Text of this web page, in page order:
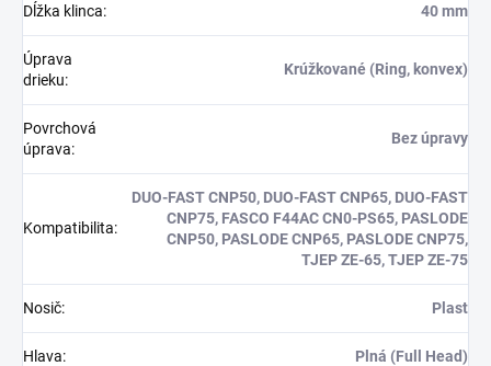
Dĺžka klinca: 40 mm
Úprava
drieku:
Krúžkované (Ring, konvex)
Povrchová
úprava:
Bez úpravy
Kompatibilita:
DUO-FAST CNP50, DUO-FAST CNP65, DUO-FAST
CNP75, FASCO F44AC CN0-PS65, PASLODE
CNP50, PASLODE CNP65, PASLODE CNP75,
TJEP ZE-65, TJEP ZE-75
Nosič: Plast
Hlava: Plná (Full Head)